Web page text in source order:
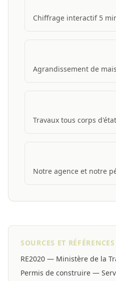
Chiffrage interactif 5
Agrandissement de
Travaux tous corps
Notre agence et notre
SOURCES ET RÉFÉRENCES
RE2020 — Ministère de la
Permis de construire —